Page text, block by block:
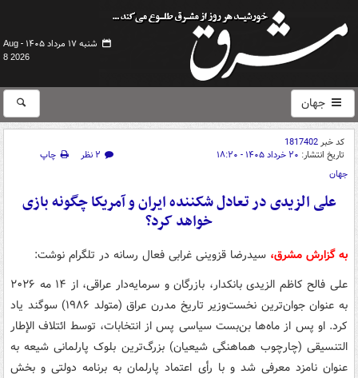
شنبه ۱۷ مرداد ۱۴۰۵ -
Aug
8 2026
جهان
کد خبر1817402
تاریخ انتشار: ۲۰ خرداد ۱۴۰۵ - ۱۸:۲۰ ۲ نظر
چاپ
جهان
علی الزیدی در تعادل شکننده ایران و آمریکا چگونه بازی
خواهد کرد؟
به گزارش مشرق، سیدرضا قزوینی غرابی فعال رسانه در تلگرام نوشت:
علی فالح کاظم الزیدی بانکدار، بازرگان و سرمایه‌دار عراقی، از ۱۴ مه ۲۰۲۶
به عنوان جوان‌ترین نخست‌وزیر تاریخ مدرن عراق (متولد ۱۹۸۶) سوگند یاد
کرد. او پس از ماه‌ها بن‌بست سیاسی پس از انتخابات، توسط ائتلاف الإطار
التنسیقی (چارچوب هماهنگی شیعیان) بزرگ‌ترین بلوک پارلمانی شیعه به
عنوان نامزد معرفی شد و با رأی اعتماد پارلمان به برنامه دولتی و بخش